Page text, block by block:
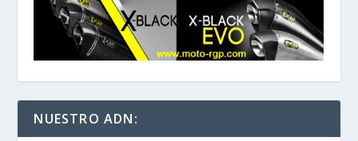
NUESTRO ADN: